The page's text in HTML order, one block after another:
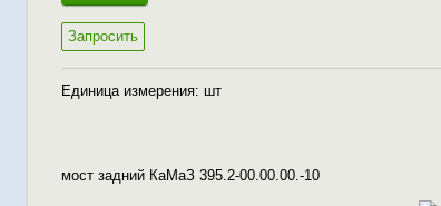
Запросить
Единица измерения: шт
мост задний КаМаЗ 395.2-00.00.00.-10